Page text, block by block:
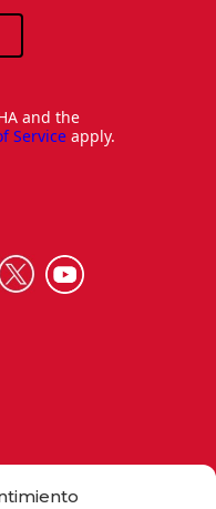
and the
Service apply.